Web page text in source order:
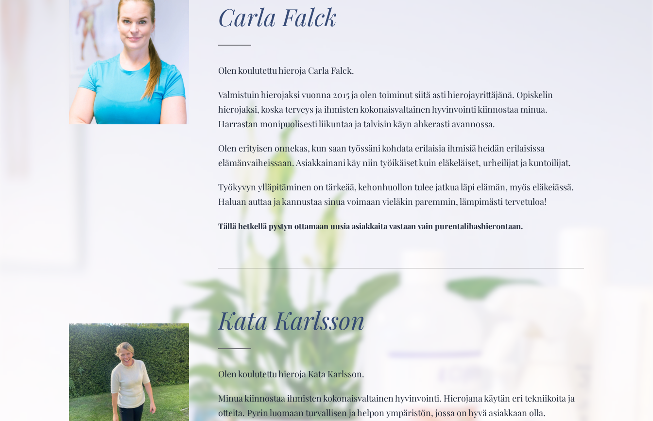
Carla Falck
Olen koulutettu hieroja Carla Falck.
Valmistuin hierojaksi vuonna 2015 ja olen toiminut siitä asti hierojayrittäjänä. Opiskelin
hierojaksi, koska terveys ja ihmisten kokonaisvaltainen hyvinvointi kiinnostaa minua.
Harrastan monipuolisesti liikuntaa ja talvisin käyn ahkerasti avannossa.
Olen erityisen onnekas, kun saan työssäni kohdata erilaisia ihmisiä heidän erilaisissa
elämänvaiheissaan. Asiakkainani käy niin työikäiset kuin eläkeläiset, urheilijat ja kuntoilijat.
Työkyvyn ylläpitäminen on tärkeää, kehonhuollon tulee jatkua läpi elämän, myös eläkeiässä.
Haluan auttaa ja kannustaa sinua voimaan vieläkin paremmin, lämpimästi tervetuloa!
Tällä hetkellä pystyn ottamaan uusia asiakkaita vastaan vain purentalihashierontaan.
Kata Karlsson
Olen koulutettu hieroja Kata Karlsson.
Minua kiinnostaa ihmisten kokonaisvaltainen hyvinvointi. Hierojana käytän eri tekniikoita ja
otteita. Pyrin luomaan turvallisen ja helpon ympäristön, jossa on hyvä asiakkaan olla.